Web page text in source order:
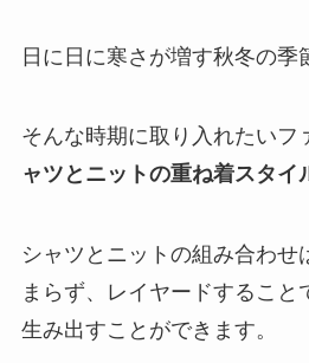
日に日に寒さが増す秋冬の季
そんな時期に取り入れたいフ
ャツとニットの重ね着スタイ
シャツとニットの組み合わせ
まらず、レイヤードすること
生み出すことができます。